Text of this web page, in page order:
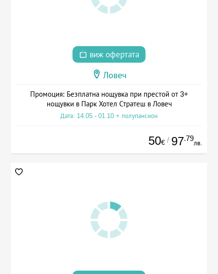
виж офертата
Ловеч
Промоция: Безплатна нощувка при престой от 3+
нощувки в Парк Хотел Стратеш в Ловеч
Дата: 14.05 - 01.10 + полупансион
50€ / 97.79
лв.